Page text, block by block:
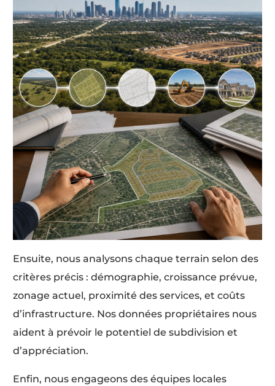
Ensuite, nous analysons chaque terrain selon des
critères précis : démographie, croissance prévue,
zonage actuel, proximité des services, et coûts
d’infrastructure. Nos données propriétaires nous
aident à prévoir le potentiel de subdivision et
d’appréciation.
Enfin, nous engageons des équipes locales